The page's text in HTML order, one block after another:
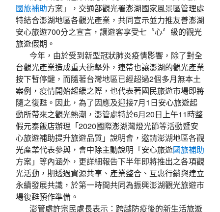
首長信箱 English
日本語 Tiếng Việt
ไทย Bahasa indonesia
國旅補助方案」，交通部觀光署澎湖國家風景區管理處
特結合澎湖地區各觀光產業，共同宣示並力推友善澎湖
安心旅遊700分之宣言，讓遊客享受七〝心〞級的觀光
旅遊假期。
今年，由於受到新型冠狀肺炎疫情影響，除了對全
台觀光產業造成重大衝擊外，連帶也讓澎湖的觀光產業
按下暫停鍵，而隨著台灣地區已經超過2個多月無本土
案例，疫情開始趨緩之際，也代表著國民旅遊市場即將
隨之復甦。因此，為了因應及迎接7月1日安心旅遊起
動所帶來之觀光熱潮，澎管處特於6月20日上午11時整
假元泰飯店辦理「2020國際澎湖灣燈光節等活動暨安
心旅遊補助提升旅遊品質」說明會，邀請澎湖地區各觀
光產業代表參與，會中除主動說明「安心旅遊國旅補助
方案」等內涵外，更詳細報告下半年即將推出之各項觀
光活動，期透過資源共享、產業整合、互惠行銷與建立
永續發展共識，於第一時間共同為振興澎湖觀光旅遊市
場復甦預作準備。
澎管處許宗民處長表示：跨越防疫後的新生活旅遊